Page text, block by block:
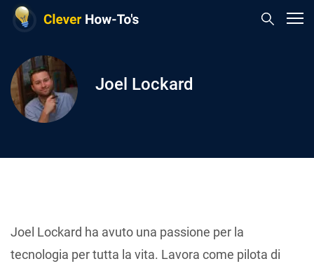
Joel Lockard
Joel Lockard ha avuto una passione per la
tecnologia per tutta la vita. Lavora come pilota di